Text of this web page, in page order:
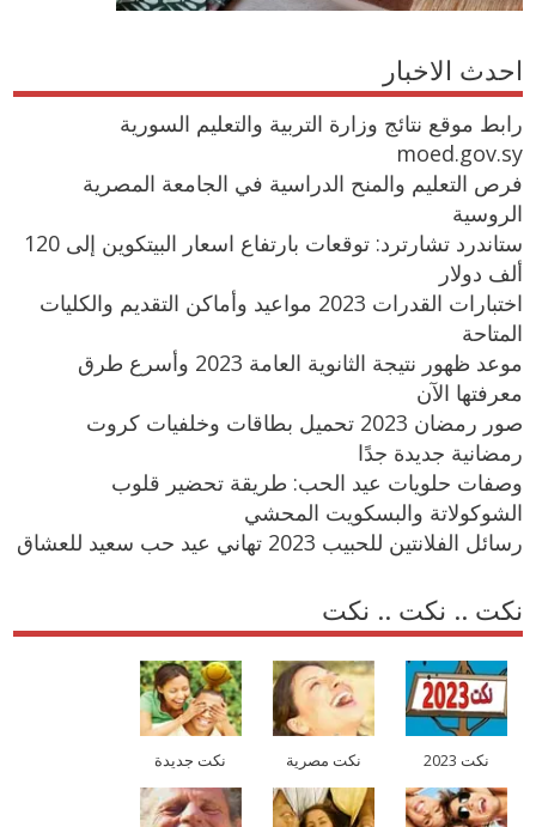
احدث الاخبار
رابط موقع نتائج وزارة التربية والتعليم السورية
moed.gov.sy
فرص التعليم والمنح الدراسية في الجامعة المصرية
الروسية
ستاندرد تشارترد: توقعات بارتفاع اسعار البيتكوين إلى 120
ألف دولار
اختبارات القدرات 2023 مواعيد وأماكن التقديم والكليات
المتاحة
موعد ظهور نتيجة الثانوية العامة 2023 وأسرع طرق
معرفتها الآن
صور رمضان 2023 تحميل بطاقات وخلفيات كروت
رمضانية جديدة جدًا
وصفات حلويات عيد الحب: طريقة تحضير قلوب
الشوكولاتة والبسكويت المحشي
رسائل الفلانتين للحبيب 2023 تهاني عيد حب سعيد للعشاق
نكت .. نكت .. نكت
نكت 2023 نكت مصرية نكت جديدة